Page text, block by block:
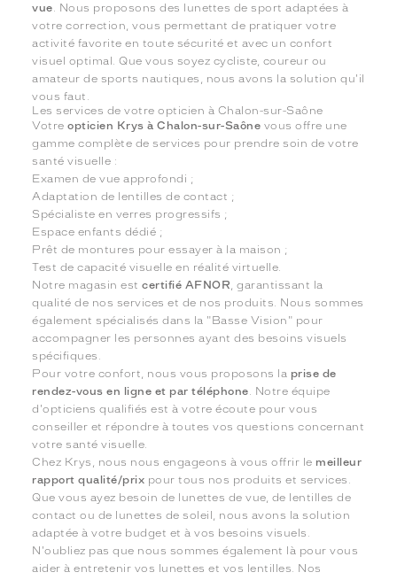
vue. Nous proposons des lunettes de sport adaptées à
votre correction, vous permettant de pratiquer votre
activité favorite en toute sécurité et avec un confort
visuel optimal. Que vous soyez cycliste, coureur ou
amateur de sports nautiques, nous avons la solution qu'il
vous faut.
Les services de votre opticien à Chalon-sur-Saône
Votreopticien Krys à Chalon-sur-Saône vous offre une
gamme complète de services pour prendre soin de votre
santé visuelle :
Examen de vue approfondi ;
Adaptation de lentilles de contact ;
Spécialiste en verres progressifs ;
Espace enfants dédié ;
Prêt de montures pour essayer à la maison ;
Test de capacité visuelle en réalité virtuelle.
Notre magasin estcertifié AFNOR, garantissant la
qualité de nos services et de nos produits. Nous sommes
également spécialisés dans la "Basse Vision" pour
accompagner les personnes ayant des besoins visuels
spécifiques.
Pour votre confort, nous vous proposons la prise de
rendez-vous en ligne et par téléphone. Notre équipe
d'opticiens qualifiés est à votre écoute pour vous
conseiller et répondre à toutes vos questions concernant
votre santé visuelle.
Chez Krys, nous nous engageons à vous offrir le meilleur
rapport qualité/prix pour tous nos produits et services.
Que vous ayez besoin de lunettes de vue, de lentilles de
contact ou de lunettes de soleil, nous avons la solution
adaptée à votre budget et à vos besoins visuels.
N'oubliez pas que nous sommes également là pour vous
aider à entretenir vos lunettes et vos lentilles. Nos